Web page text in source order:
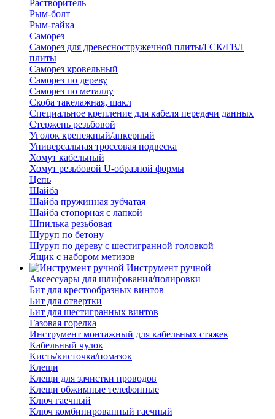
Растворитель
Рым-болт
Рым-гайка
Саморез
Саморез для древесностружечной плиты/ГСК/ГВЛ
плиты
Саморез кровельный
Саморез по дереву
Саморез по металлу
Скоба такелажная, шакл
Специальное крепление для кабеля передачи данных
Стержень резьбовой
Уголок крепежный/анкерный
Универсальная троссовая подвеска
Хомут кабельный
Хомут резьбовой U-образной формы
Цепь
Шайба
Шайба пружинная зубчатая
Шайба стопорная с лапкой
Шпилька резьбовая
Шуруп по бетону
Шуруп по дереву с шестигранной головкой
Ящик с набором метизов
Инструмент ручной
Аксессуары для шлифования/полировки
Бит для крестообразных винтов
Бит для отвертки
Бит для шестигранных винтов
Газовая горелка
Инструмент монтажный для кабельных стяжек
Кабельный чулок
Кисть/кисточка/помазок
Клещи
Клещи для зачистки проводов
Клещи обжимные телефонные
Ключ гаечный
Ключ комбинированный гаечный